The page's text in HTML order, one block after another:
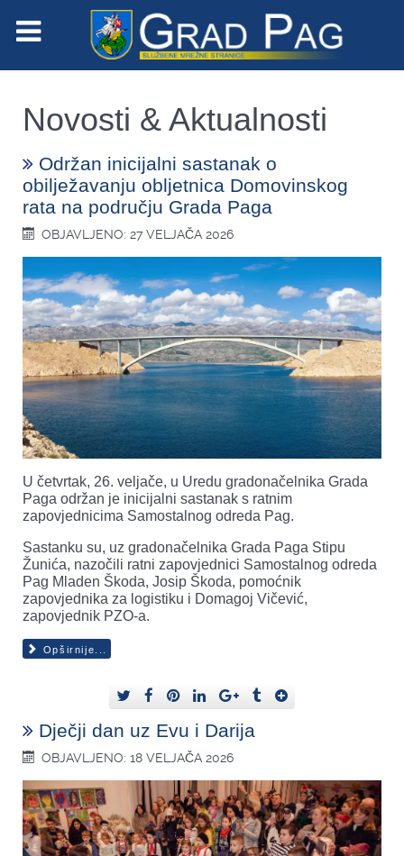
Novosti & Aktualnosti
Održan inicijalni sastanak o
obilježavanju obljetnica Domovinskog
rata na području Grada Paga
OBJAVLJENO: 27 VELJAČA 2026
U četvrtak, 26. veljače, u Uredu gradonačelnika Grada
Paga održan je inicijalni sastanak s ratnim
zapovjednicima Samostalnog odreda Pag.
Sastanku su, uz gradonačelnika Grada Paga Stipu
Žunića, nazočili ratni zapovjednici Samostalnog odreda
Pag Mladen Škoda, Josip Škoda, pomoćnik
zapovjednika za logistiku i Domagoj Vičević,
zapovjednik PZO-a.
Opširnije...
Dječji dan uz Evu i Darija
OBJAVLJENO: 18 VELJAČA 2026